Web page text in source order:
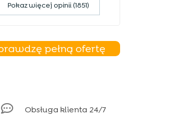
Pokaz więcej opinii (1851)
pełną ofertę
 Obsługa klienta 24/7